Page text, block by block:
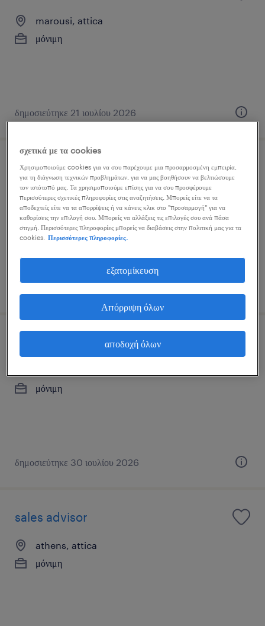
marousi, attica
μόνιμη
δημοσιεύτηκε 21 ιουλίου 2026
section manager
vrilissia, attica
μόνιμη
σύμβουλος πώλησης
μόνιμη
δημοσιεύτηκε 30 ιουλίου 2026
sales advisor
athens, attica
μόνιμη
σχετικά με τα cookies
Χρησιμοποιούμε cookies για να σου παρέχουμε μια προσαρμοσμένη εμπειρία,
για τη διάγνωση τεχνικών προβλημάτων, για να μας βοηθήσουν να βελτιώσουμε
τον ιστότοπό μας. Τα χρησιμοποιούμε επίσης για να σου προσφέρουμε
περισσότερες σχετικές πληροφορίες στις αναζητήσεις. Μπορείς είτε να τα
αποδεχτείς είτε να τα απορρίψεις ή να κάνεις κλικ στο "προσαρμογή" για να
καθορίσεις την επιλογή σου. Μπορείς να αλλάξεις τις επιλογές σου ανά πάσα
στιγμή. Περισσότερες πληροφορίες μπορείς να διαβάσεις στην πολιτική μας για τα
cookies.
Περισσότερες πληροφορίες.
εξατομίκευση
Απόρριψη όλων
αποδοχή όλων